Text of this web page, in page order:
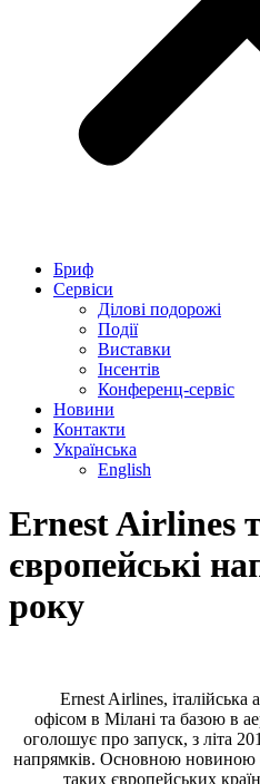
Бриф
Сервіси
Ділові подорожі
Події
Виставки
Інсентів
Конференц-сервіс
Новини
Контакти
Українська
English
Ernest Airlines
європейські
року
Ernest Airlines, італійська
офісом в Мілані та базою в
оголошує про запуск, з літа
напрямків. Основною новиною
таких європейських